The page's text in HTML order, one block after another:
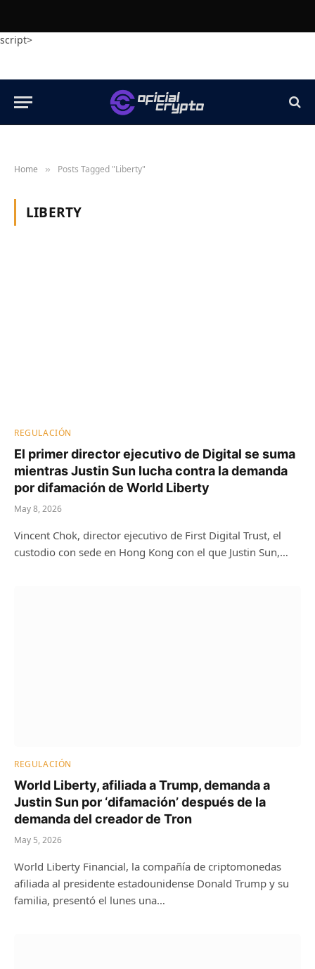
script>
Home » Posts Tagged "Liberty"
LIBERTY
REGULACIÓN
El primer director ejecutivo de Digital se suma
mientras Justin Sun lucha contra la demanda
por difamación de World Liberty
May 8, 2026
Vincent Chok, director ejecutivo de First Digital Trust, el
custodio con sede en Hong Kong con el que Justin Sun,…
REGULACIÓN
World Liberty, afiliada a Trump, demanda a
Justin Sun por ‘difamación’ después de la
demanda del creador de Tron
May 5, 2026
World Liberty Financial, la compañía de criptomonedas
afiliada al presidente estadounidense Donald Trump y su
familia, presentó el lunes una…